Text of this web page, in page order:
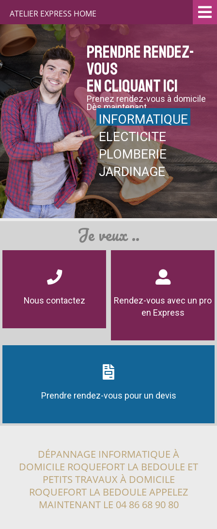
ATELIER EXPRESS HOME
Prendre rendez-
vous
en cliquant ici
Prenez rendez-vous à domicile
Dès maintenant
INFORMATIQUE
ELECTICITE
PLOMBERIE
JARDINAGE
Je veux ..
Nous contactez
Rendez-vous avec un pro
en Express
Prendre rendez-vous pour un devis
DÉPANNAGE INFORMATIQUE À
DOMICILE ROQUEFORT LA BEDOULE ET
PETITS TRAVAUX À DOMICILE
ROQUEFORT LA BEDOULE APPELEZ
MAINTENANT LE 04 86 68 90 80